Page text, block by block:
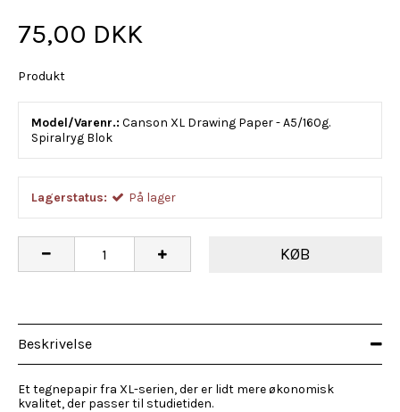
75,00 DKK
Produkt
Model/Varenr.: Canson XL Drawing Paper - A5/160g.
Spiralryg Blok
Lagerstatus: På lager
KØB
Beskrivelse
Et tegnepapir fra XL-serien, der er lidt mere økonomisk
kvalitet, der passer til studietiden.